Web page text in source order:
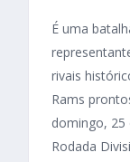
É uma
rivais
Rams
domingo, 25
Rodada